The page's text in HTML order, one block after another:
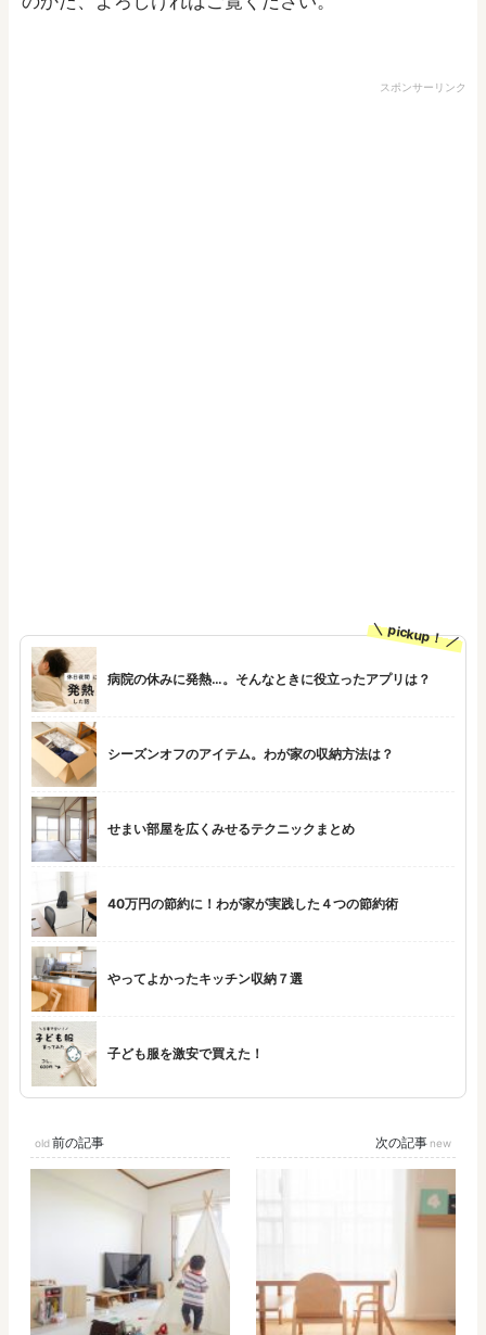
スポンサーリンク
pickup！
病院の休みに発熱…。そんなときに役立ったアプリは？
シーズンオフのアイテム。わが家の収納方法は？
せまい部屋を広くみせるテクニックまとめ
40万円の節約に！わが家が実践した４つの節約術
やってよかったキッチン収納７選
子ども服を激安で買えた！
前の記事 次の記事